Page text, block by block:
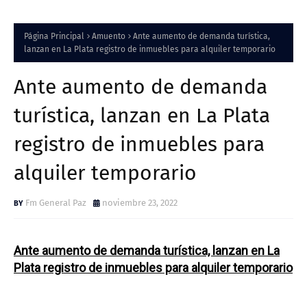
Página Principal Amuento
Ante aumento de demanda turística,
lanzan en La Plata registro de inmuebles para alquiler temporario
Ante aumento de demanda
turística, lanzan en La Plata
registro de inmuebles para
alquiler temporario
Fm General Paz noviembre 23, 2022
Ante aumento de demanda turística, lanzan en La
Plata registro de inmuebles para alquiler temporario